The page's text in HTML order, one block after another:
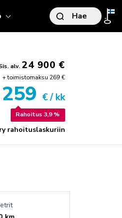
Hae
alv. 24 900 €
+ toimistomaksu 269 €
259 € / kk
Rahoitus 3,9 %
rahoituslaskuriin